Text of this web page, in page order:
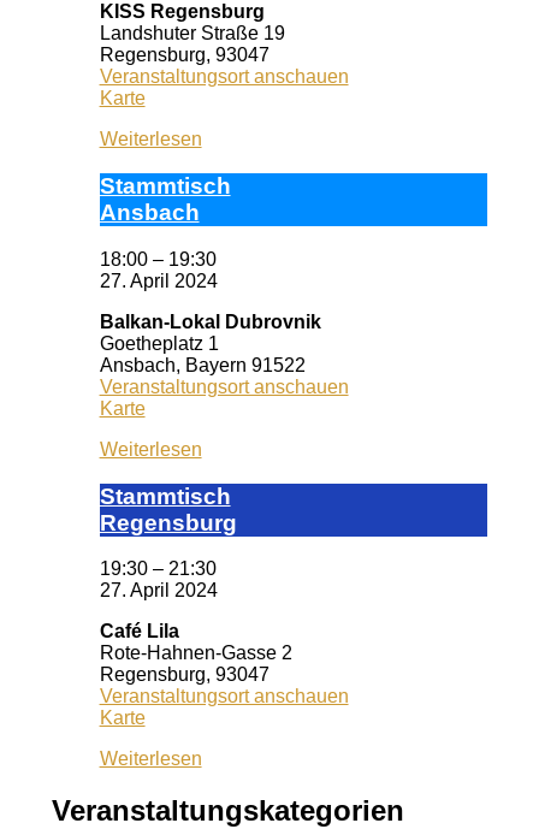
KISS Regensburg
Landshuter Straße 19
Regensburg, 93047
Veranstaltungsort anschauen
KarteKISS
Weiterlesen
Stamm­tisch
Ans­bach
18:00 – 19:30
27. April 2024
Balkan-Lokal Dubrovnik
Goetheplatz 1
Ansbach, Bayern 91522
Veranstaltungsort anschauen
KarteBalkan-
Dubrovnik
Weiterlesen
Stamm­tisch
Reg­ens­burg
19:30 – 21:30
27. April 2024
Café Lila
Rote-Hahnen-Gasse 2
Regensburg, 93047
Veranstaltungsort anschauen
KarteCafé
Weiterlesen
Veranstaltungskategorien